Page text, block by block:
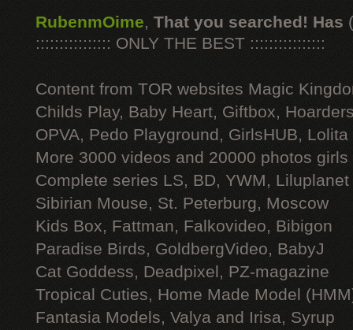
RubenmOime, That you searched! Has
:::::::::::::::: ONLY THE BEST ::::::::::::::::
Content from TOR websites Magic
Childs Play, Baby Heart, Giftbox,
OPVA, Pedo Playground, GirlsHUB, Lolita
More 3000 videos and 20000 photos
Complete series LS, BD, YWM, Liluplanet
Sibirian Mouse, St. Peterburg, Moscow
Kids Box, Fattman, Falkovideo, Bibigon
Paradise Birds, GoldbergVideo, BabyJ
Cat Goddess, Deadpixel, PZ-magazine
Tropical Cuties, Home Made Model
Fantasia Models, Valya and Irisa, Syrup